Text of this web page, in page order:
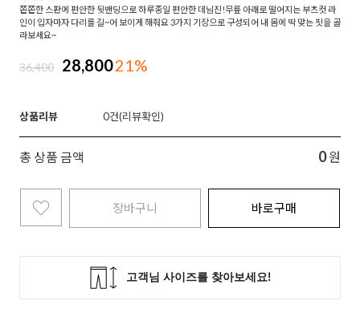
쫀쫀한 스판에 편안한 뒷밴딩으로 하루종일 편안한 데님진!무릎 아래로 떨어지는 부츠컷 라
인이 입자마자 다리를 길~어 보이게 해줘요 3가지 기장으로 구성되어 내 몸에 딱 맞는 핏을 골
라보세요~
36,400 28,80021%
상품리뷰 0
총 상품 금액 0 원
장바구니 바로구매